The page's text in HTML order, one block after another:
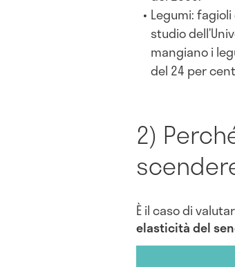
Legumi:
studio
mangiano i
del 24 per
2)
È il caso di
elasticità del